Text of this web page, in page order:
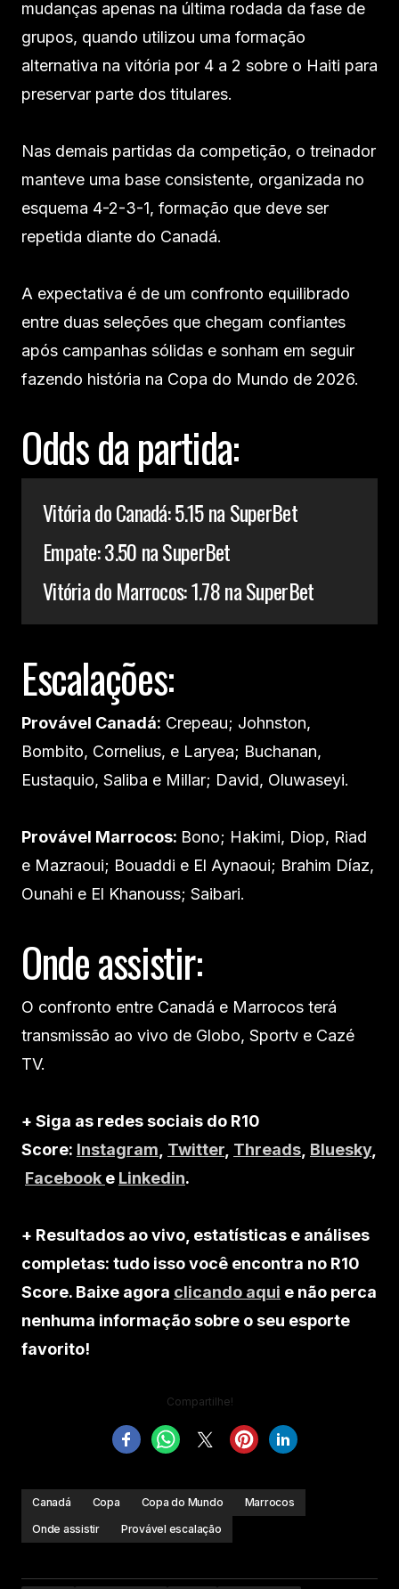
mudanças apenas na última rodada da fase de
grupos, quando utilizou uma formação
alternativa na vitória por 4 a 2 sobre o Haiti para
preservar parte dos titulares.
Nas demais partidas da competição, o treinador
manteve uma base consistente, organizada no
esquema 4-2-3-1, formação que deve ser
repetida diante do Canadá.
A expectativa é de um confronto equilibrado
entre duas seleções que chegam confiantes
após campanhas sólidas e sonham em seguir
fazendo história na Copa do Mundo de 2026.
Odds da partida:
Vitória do Canadá: 5.15 na SuperBet
Empate: 3.50 na SuperBet
Vitória do Marrocos: 1.78 na SuperBet
Escalações:
Provável Canadá: Crepeau; Johnston,
Bombito, Cornelius, e Laryea; Buchanan,
Eustaquio, Saliba e Millar; David, Oluwaseyi.
Provável Marrocos: Bono; Hakimi, Diop, Riad
e Mazraoui; Bouaddi e El Aynaoui; Brahim Díaz,
Ounahi e El Khanouss; Saibari.
Onde assistir:
O confronto entre Canadá e Marrocos terá
transmissão ao vivo de Globo, Sportv e Cazé
TV.
+ Siga as redes sociais do R10
Score: Instagram Twitter Threads Bluesky,
Facebook e Linkedin.
+ Resultados ao vivo, estatísticas e análises
completas: tudo isso você encontra no R10
Score. Baixe agora clicando aqui e não perca
nenhuma informação sobre o seu esporte
favorito!
Compartilhe!
Canadá Copa Copa do Mundo
Marrocos
Onde assistir
Provável escalação